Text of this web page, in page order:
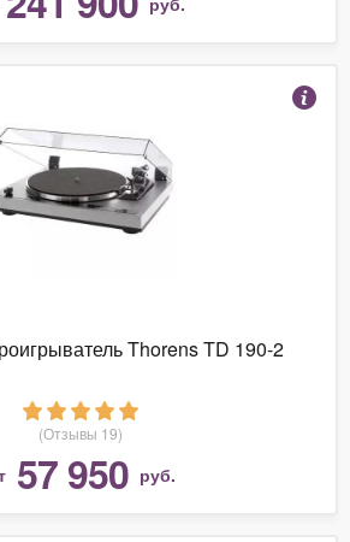
Thorens TD 190-2
(Отзывы 19)
57 950 руб.